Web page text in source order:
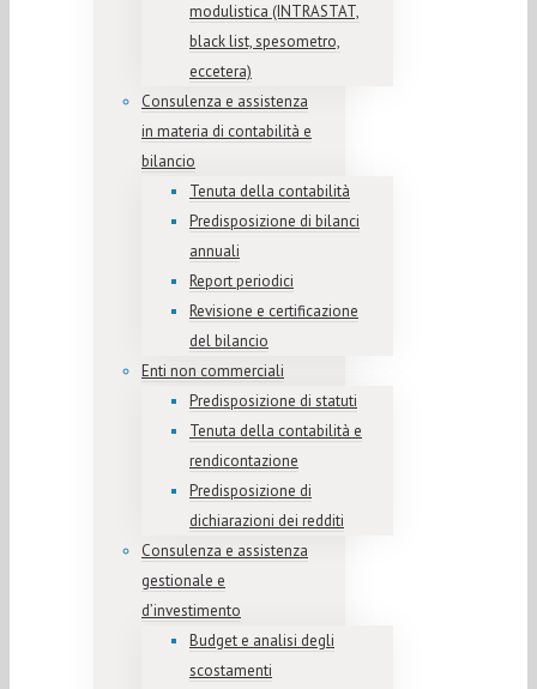
modulistica (INTRASTAT,
black list, spesometro,
eccetera)
Consulenza e assistenza
in materia di contabilità e
bilancio
Tenuta della contabilità
Predisposizione di bilanci
annuali
Report periodici
Revisione e certificazione
del bilancio
Enti non commerciali
Predisposizione di statuti
Tenuta della contabilità e
rendicontazione
Predisposizione di
dichiarazioni dei redditi
Consulenza e assistenza
gestionale e
d’investimento
Budget e analisi degli
scostamenti